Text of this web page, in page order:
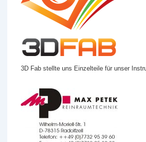
3D Fab stellte uns Einzelteile für unser